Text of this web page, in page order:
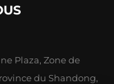
Plaza, Zone de
du Shandong,